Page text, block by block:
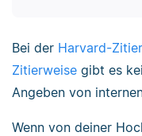
Bei der Harvard-
Zitierweise gibt es
Angeben von
Wenn von deiner